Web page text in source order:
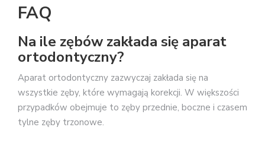
FAQ
Na ile zębów zakłada się aparat
ortodontyczny?
Aparat ortodontyczny zazwyczaj zakłada się na
wszystkie zęby, które wymagają korekcji. W większości
przypadków obejmuje to zęby przednie, boczne i czasem
tylne zęby trzonowe.